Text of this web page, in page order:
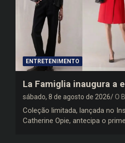
ENTRETENIMENTO
La Famiglia inaugura a
sábado, 8 de agosto de 2026 O
Coleção limitada, lançada no
Catherine Opie, antecipa o